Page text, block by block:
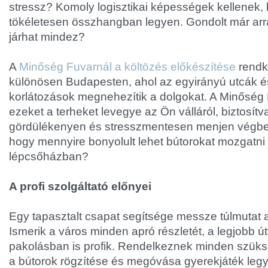
stressz? Komoly logisztikai képességek kellenek,
tökéletesen összhangban legyen. Gondolt már
járhat mindez?
A Minőség Fuvarnál a költözés előkészítése
különösen Budapesten, ahol az egyirányú utcák
korlátozások megnehezítik a dolgokat. A
ezeket a terheket levegye az Ön válláról,
gördülékenyen és stresszmentesen menjen
hogy mennyire bonyolult lehet bútorokat
lépcsőházban?
A profi szolgáltató előnyei
Egy tapasztalt csapat segítsége messze túlmutat
Ismerik a város minden apró részletét, a legjobb
pakolásban is profik. Rendelkeznek minden
a bútorok rögzítése és megóvása gyerekjáték